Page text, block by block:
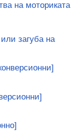
на моториката
загуба на